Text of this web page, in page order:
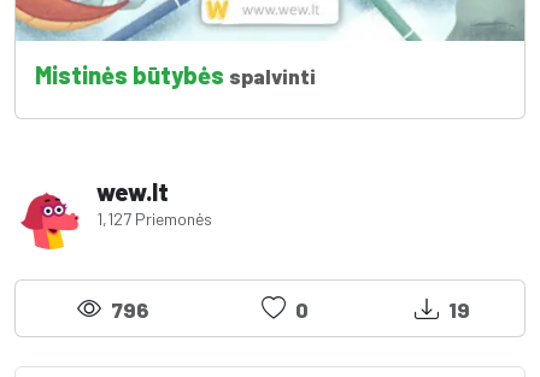
Mistinės būtybės spalvinti
wew.lt
1,127 Priemonės
796 0 19